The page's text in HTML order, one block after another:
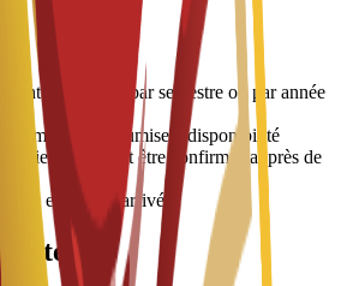
sont payés par semestre ou par année
est soumise à disponibilité
varier et doivent être confirmés auprès de
être exigée à l'arrivée